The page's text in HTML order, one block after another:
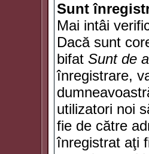
Sunt
Mai intâi
Dacă sunt
bifat Sunt de
înregistrare,
utilizatori noi
fie de către
înregistrat aţi